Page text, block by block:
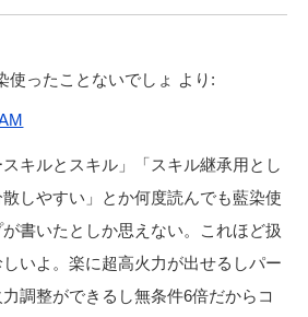
使ったことないでしょ より:
スキルとスキル」「スキル継承用とし
しやすい」とか何度読んでも藍染使
書いたとしか思えない。これほど扱
いよ。楽に超高火力が出せるしパー
調整ができるし無条件6倍だからコ